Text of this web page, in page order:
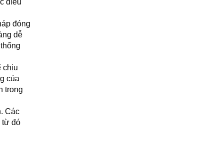
đóng
dễ
chịu
của
trong
Các
từ đó